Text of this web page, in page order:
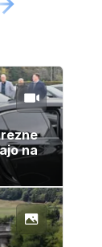
na